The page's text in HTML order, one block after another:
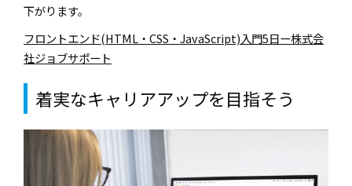
下がります。
フロントエンド(HTML・CSS・JavaScript)入門5日ー株式会
社ジョブサポート
着実なキャリアアップを目指そう